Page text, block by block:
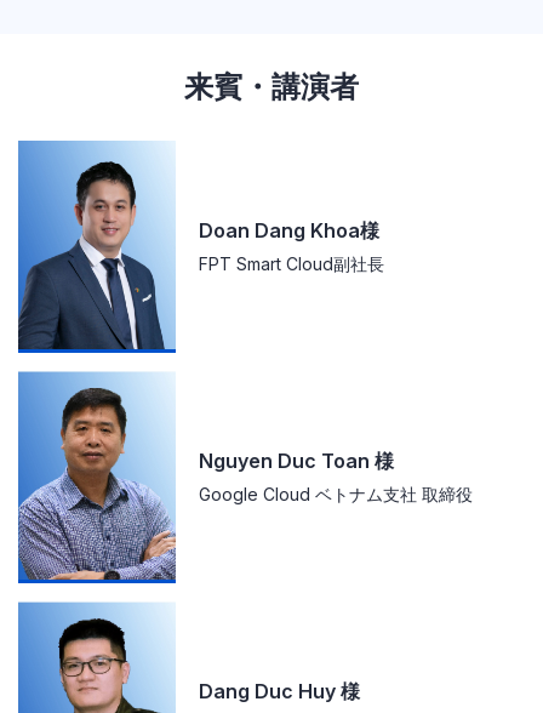
来賓・講演者
Doan Dang Khoa様
FPT Smart Cloud副社長
Nguyen Duc Toan 様
Google Cloud ベトナム支社 取締役
Dang Duc Huy 様